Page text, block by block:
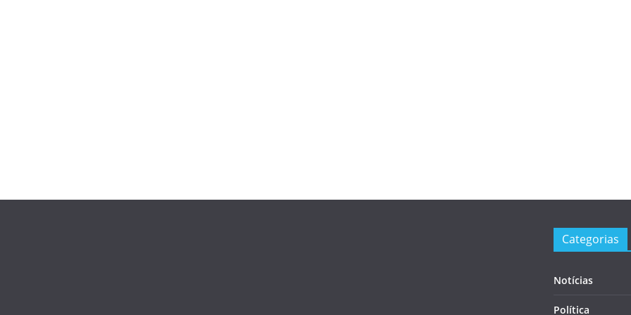
Categorias
Notícias
Política